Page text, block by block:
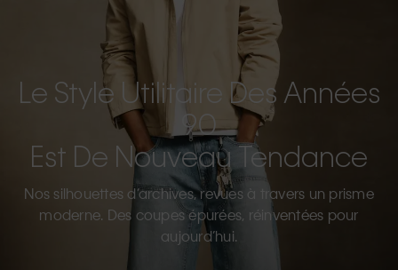
Le Style Utilitaire Des Années
90
Est De Nouveau Tendance
Nos silhouettes d’archives, revues à travers un prisme
moderne. Des coupes épurées, réinventées pour
aujourd’hui.